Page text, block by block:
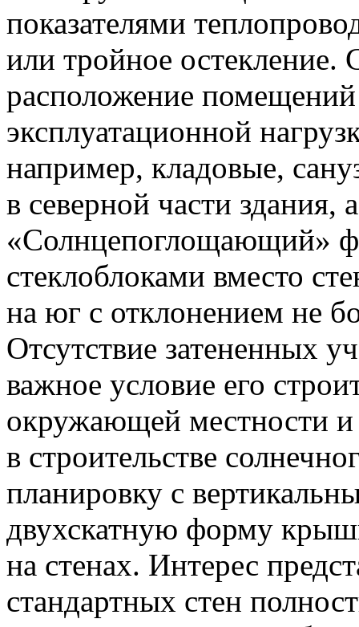
показателями
или тройное остекление.
расположение
эксплуатационной
например, кладовые,
в северной части
«Солнцепоглощающий»
стеклоблоками вместо
на юг с отклонением не
Отсутствие затененных
важное условие его
окружающей местности
в строительстве
планировку с
двухскатную форму
на стенах. Интерес
стандартных стен